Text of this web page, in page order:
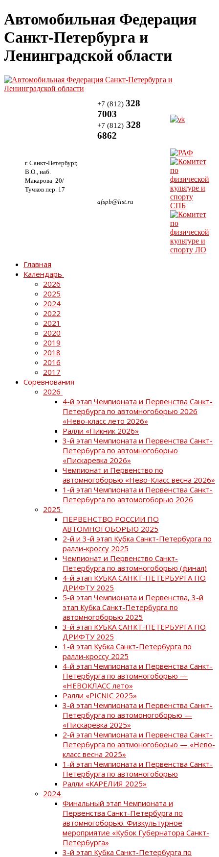
Автомобильная Федерация
Санкт-Петербурга и
Ленинградской области
г. Санкт-Петербург,
В.О., наб.
Макарова 20/
Тучков пер. 17
+7 (812) 328
7003
+7 (812) 328
6862
afspb@list.ru
Главная
Календарь
2026
2025
2024
2022
2021
2020
2019
2018
2016
2017
Соревнования
2026
4-й этап Чемпионата и Первенства Санкт-
Петербурга по автомногоборью 2026
«Нево-класс лето 2026»
Ралли «Пикник 2026»
3-й этап Чемпионата и Первенства Санкт-
Петербурга по автомногоборью
«Пискаревка 2026»
Чемпионат и Первенство по
автомногоборью «Нево-Класс весна 2026»
1-й этап Чемпионата и Первенства Санкт-
Петербурга по автомогоборью 2026
2025
ПЕРВЕНСТВО РОССИИ ПО
АВТОМНОГОБОРЬЮ 2025
2-й и 3-й этап Кубка Санкт-Петербурга по
ралли-кроссу 2025
Чемпионат и Первенство Санкт-
Петербурга по автомногоборью (финал)
4-й этап КУБКА САНКТ-ПЕТЕРБУРГА ПО
ДРИФТУ 2025
5-й этап Чемпионата и Первенства, 3-й
этап Кубка Санкт-Петербурга по
автомногоборью 2025
3-й этап КУБКА САНКТ-ПЕТЕРБУРГА ПО
ДРИФТУ 2025
1-й этап Кубка Санкт-Петербурга по
ралли-кроссу 2025
4-й этап Чемпионата и Первенства Санкт-
Петербурга по автомногоборью —
«НЕВОКЛАСС лето»
Ралли «PICNIC 2025»
3-й этап Чемпионата и Первенства Санкт-
Петербурга по автомоногоборью —
«Пискаревка 2025»
2-й этап Чемпионата и Первенства Санкт-
Петербурга по автмоногоборью — «Нево-
класс весна 2025»
1-й этап Чемпионата и Первенства Санкт-
Петербурга по автомногоборью
Ралли «КАРЕЛИЯ 2025»
2024
Финальный этап Чемпионата и
Первенства Санкт-Петербурга по
автомногоборью. Физкультурное
мероприятие «Кубок Губернатора Санкт-
Петербурга»
3-й этап Кубка Санкт-Петербурга по